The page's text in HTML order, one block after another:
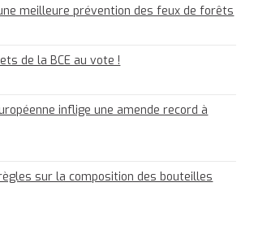
meilleure prévention des feux de forêts
de la BCE au vote !
inflige une amende record à
sur la composition des bouteilles